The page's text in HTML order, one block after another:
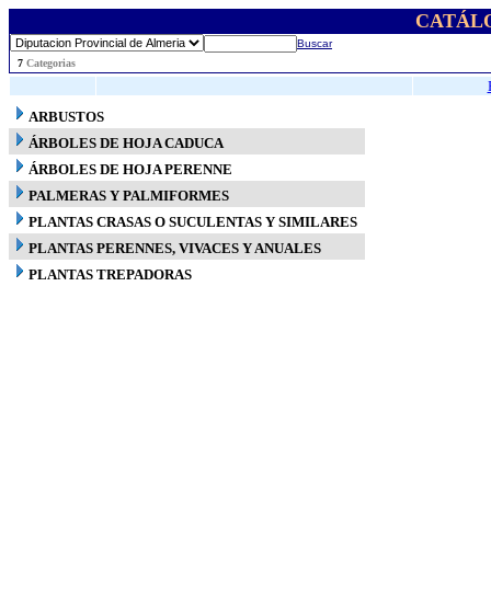
Buscar
7 Categorias
ARBUSTOS
ÁRBOLES DE HOJA CADUCA
ÁRBOLES DE HOJA PERENNE
PALMERAS Y PALMIFORMES
PLANTAS CRASAS O SUCULENTAS Y SIMILARES
PLANTAS PERENNES, VIVACES Y ANUALES
PLANTAS TREPADORAS